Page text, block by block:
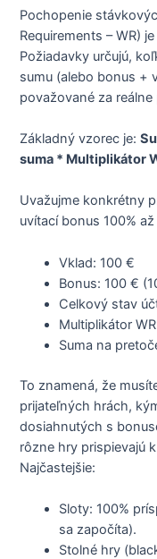
Pochopenie
Requirements – WR)
Požiadavky určujú,
sumu (alebo bonus +
považované za
Základný vzorec je:
suma * Multiplikátor
Uvažujme konkrétny
uvítací bonus 100%
Vklad: 100 €
Bonus: 100 €
Celkový stav
Multiplikátor
Suma na
To znamená, že
prijateľných hrách,
dosiahnutých s
rôzne hry prispievajú
Najčastejšie:
Sloty: 100%
sa započíta).
Stolné hry